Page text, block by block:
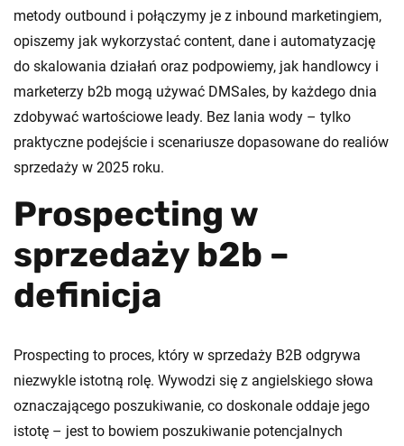
metody outbound i połączymy je z inbound marketingiem,
opiszemy jak wykorzystać content, dane i automatyzację
do skalowania działań oraz podpowiemy, jak handlowcy i
marketerzy b2b mogą używać DMSales, by każdego dnia
zdobywać wartościowe leady. Bez lania wody – tylko
praktyczne podejście i scenariusze dopasowane do realiów
sprzedaży w 2025 roku.
Prospecting w
sprzedaży b2b –
definicja
Prospecting to proces, który w sprzedaży B2B odgrywa
niezwykle istotną rolę. Wywodzi się z angielskiego słowa
oznaczającego poszukiwanie, co doskonale oddaje jego
istotę – jest to bowiem poszukiwanie potencjalnych